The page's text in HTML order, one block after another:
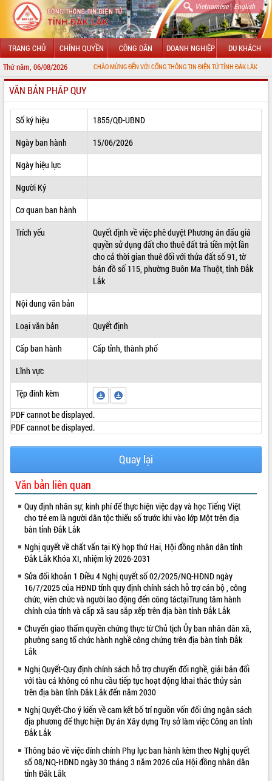
Vietnamese| English
TRANG CHỦ CHÍNH QUYỀN CÔNG DÂN DOANH NGHIỆP DU KHÁCH
Thứ năm, 06/08/2026CHÀO MỪNG ĐẾN VỚI CỔNG THÔNG TIN ĐIỆN TỬ TỈNH ĐẮK LẮK
GIỚI THIỆU
LÃNH ĐẠO UBND TỈNH
TIN TỨC SỰ KIỆN
SỞ, BAN, NGÀNH
UBND CÁC XÃ, PHƯỜNG
THÔNG TIN CHỈ ĐẠO ĐIỀU HÀNH
HỆ THỐNG VĂN BẢN
QUY HOẠCH - KẾ HOẠCH
VIDEO
Loading the player...
Bí thư Tỉnh ủy Lương Nguyễn Minh
Triết thăm, tặng quà người có công với
cách mạng
Rà soát, hoàn thiện hệ thống thiết chế
văn hóa, thể thao đáp ứng yêu cầu
phát triển mới
Thường trực HĐND tỉnh Đắk Lắk gặp
mặt Đoàn chuyên gia y tế TP. Hồ Chí
Minh
Lễ truy điệu và an táng hài cốt liệt sĩ
tại Nghĩa trang Liệt sĩ xã Sơn Hòa
Bàn giải pháp tháo gỡ khó khăn trong
xuất khẩu sầu riêng và triển khai quy
định EUDR
ALBUM ẢNH
VĂN BẢN PHÁP QUY
Số ký hiệu
1855/QĐ-UBND
Ngày ban hành
15/06/2026
Ngày hiệu lực
Người Ký
Cơ quan ban hành
Trích yếu
Quyết định về việc phê duyệt Phương án đấu giá
quyền sử dụng đất cho thuê đất trả tiền một lần
cho cả thời gian thuê đối với thửa đất số 91, tờ
bản đồ số 115, phường Buôn Ma Thuột, tỉnh Đắk
Lắk
Nội dung văn bản
Loại văn bản
Quyết định
Cấp ban hành
Cấp tỉnh, thành phố
Lĩnh vực
Tệp đính kèm
PDF cannot be displayed.
PDF cannot be displayed.
Quay lại
Văn bản liên quan
Quy định nhân sự, kinh phí để thực hiện việc dạy và học Tiếng Việt
cho trẻ em là người dân tộc thiểu số trước khi vào lớp Một trên địa
bàn tỉnh Đắk Lắk
Nghị quyết về chất vấn tại Kỳ họp thứ Hai, Hội đồng nhân dân tỉnh
Đắk Lắk Khóa XI, nhiệm kỳ 2026-2031
Sửa đổi khoản 1 Điều 4 Nghị quyết số 02/2025/NQ-HĐND ngày
16/7/2025 của HĐND tỉnh quy định chính sách hỗ trợ cán bộ , công
chức, viên chức và người lao động đến công táctạiTrung tâm hành
chính của tỉnh và cấp xã sau sắp xếp trên địa bàn tỉnh Đắk Lắk
Chuyển giao thẩm quyền chứng thực từ Chủ tịch Ủy ban nhân dân xã,
phường sang tổ chức hành nghề công chứng trên địa bàn tỉnh Đắk
Lắk
Nghị Quyết-Quy định chính sách hỗ trợ chuyển đổi nghề, giải bản đối
với tàu cá không có nhu cầu tiếp tục hoạt động khai thác thủy sản
trên địa bàn tỉnh Đắk Lắk đến năm 2030
Nghị Quyết-Cho ý kiến về cam kết bố trí nguồn vốn đối ứng ngân sách
địa phương để thực hiện Dự án Xây dựng Trụ sở làm việc Công an tỉnh
Đắk Lắk
Thông báo về việc đính chính Phụ lục ban hành kèm theo Nghị quyết
số 08/NQ-HĐND ngày 30 tháng 3 năm 2026 của Hội đồng nhân dân
tỉnh Đắk Lắk